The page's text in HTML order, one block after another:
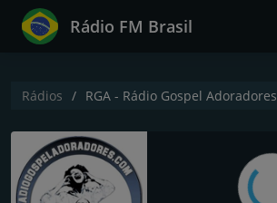
Rádio FM Brasil
Rádios RGA - Rádio Gospel Adoradores